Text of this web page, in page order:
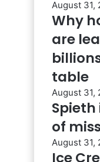
August 31,
Why
are
table
August 31,
of
August 31,
Ice